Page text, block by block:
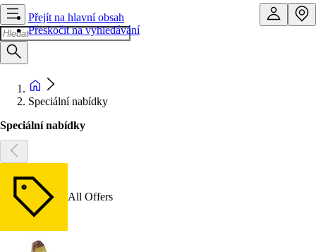
Přejít na hlavní obsah
Přeskočit na vyhledávání
Speciální nabídky
Speciální nabídky
All Offers